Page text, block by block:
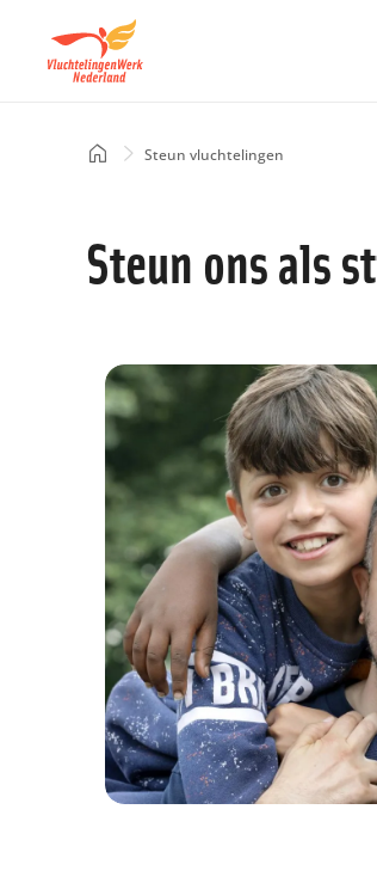
HomeSteun vluchtelingen
Steun ons als